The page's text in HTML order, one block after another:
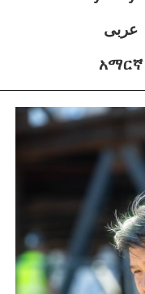
عربى
አማርኛ